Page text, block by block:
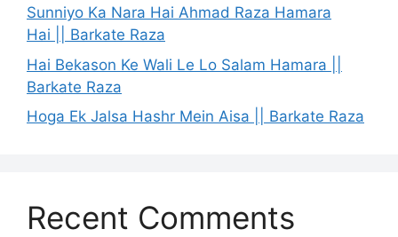
Sunniyo Ka Nara Hai Ahmad Raza Hamara
Hai || Barkate Raza
Hai Bekason Ke Wali Le Lo Salam Hamara ||
Barkate Raza
Hoga Ek Jalsa Hashr Mein Aisa || Barkate Raza
Recent Comments